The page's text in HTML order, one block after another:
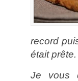
record
était prête.
Je vous